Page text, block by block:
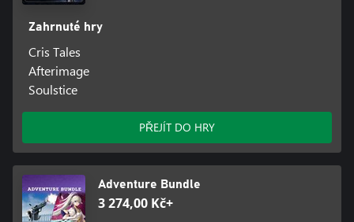
Zahrnuté hry
Cris Tales
Afterimage
Soulstice
PŘEJÍT DO HRY
Adventure Bundle
3 274,00 Kč+